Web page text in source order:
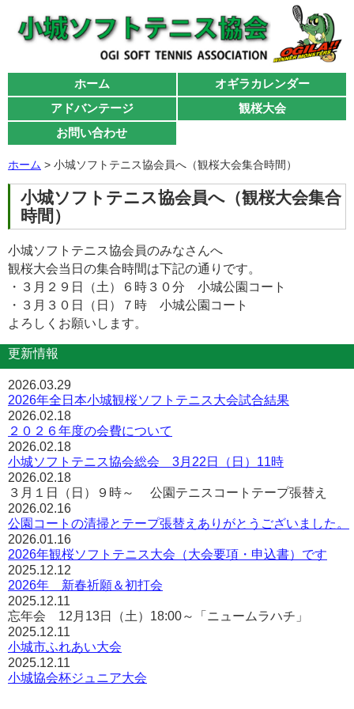
ホーム
オギラカレンダー
アドバンテージ
観桜大会
お問い合わせ
ホーム > 小城ソフトテニス協会員へ（観桜大会集合時間）
小城ソフトテニス協会員へ（観桜大会集合
時間）
小城ソフトテニス協会員のみなさんへ
観桜大会当日の集合時間は下記の通りです。
・３月２９日（土）６時３０分 小城公園コート
・３月３０日（日）７時 小城公園コート
よろしくお願いします。
更新情報
2026.03.29
2026年全日本小城観桜ソフトテニス大会試合結果
2026.02.18
２０２６年度の会費について
2026.02.18
小城ソフトテニス協会総会 3月22日（日）11時
2026.02.18
３月１日（日）９時～ 公園テニスコートテープ張替え
2026.02.16
公園コートの清掃とテープ張替えありがとうございました。
2026.01.16
2026年観桜ソフトテニス大会（大会要項・申込書）です
2025.12.12
2026年 新春祈願＆初打会
2025.12.11
忘年会 12月13日（土）18:00～「ニュームラハチ」
2025.12.11
小城市ふれあい大会
2025.12.11
小城協会杯ジュニア大会